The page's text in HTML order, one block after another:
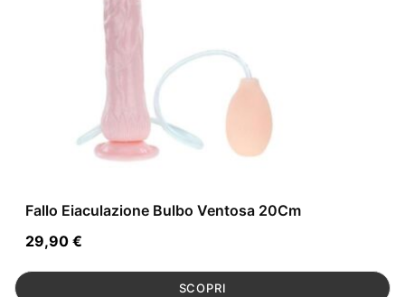
Fallo Eiaculazione Bulbo Ventosa 20Cm
29,90 €
SCOPRI